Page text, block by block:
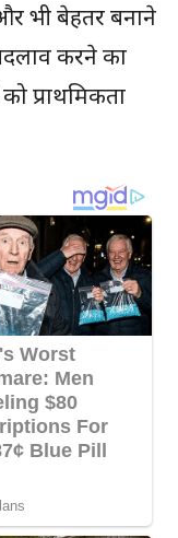
भी बेहतर बनाने
करने का
प्राथमिकता